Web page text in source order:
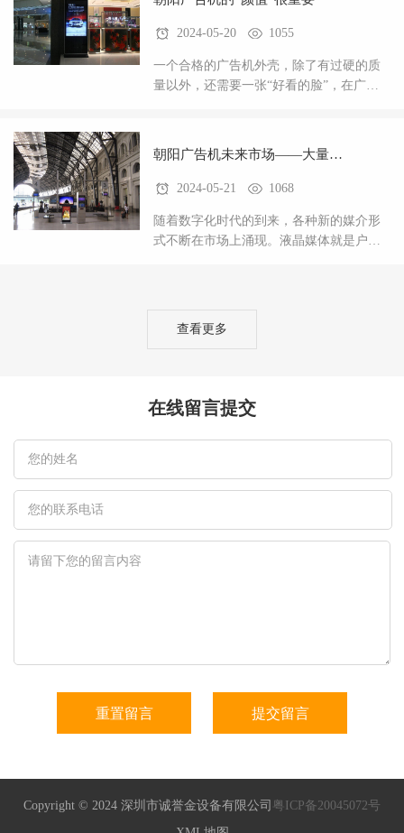
2024-05-20 1055
一个合格的广告机外壳，除了有过硬的质
量以外，还需要一张“好看的脸”，在广告
挑剔问题。好的
朝阳广告机未来市场——大量需
求好的外壳
2024-05-21 1068
随着数字化时代的到来，各种新的媒介形
式不断在市场上涌现。液晶媒体就是户外
查看更多
在线留言提交
Copyright © 2024 深圳市诚誉金设备有限公司 粤ICP备20045072号